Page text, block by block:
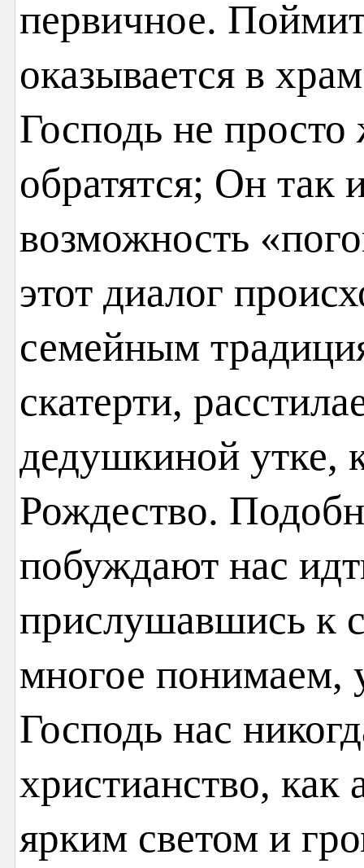
первичное.
оказывается в
Господь не
обратятся; Он так
возможность
этот диалог
семейным
скатерти,
дедушкиной утке,
Рождество.
побуждают нас
прислушавшись к
многое понимаем,
Господь нас
христианство,
ярким светом и